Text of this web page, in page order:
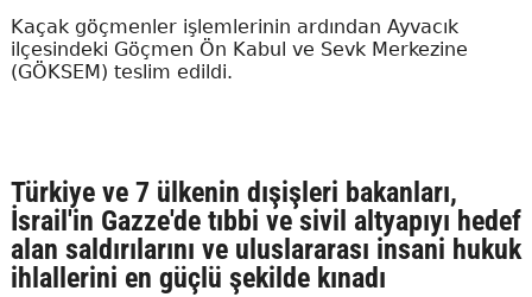
Kaçak göçmenler işlemlerinin ardından Ayvacık
ilçesindeki Göçmen Ön Kabul ve Sevk Merkezine
(GÖKSEM) teslim edildi.
Türkiye ve 7 ülkenin dışişleri bakanları,
İsrail'in Gazze'de tıbbi ve sivil altyapıyı hedef
alan saldırılarını ve uluslararası insani hukuk
ihlallerini en güçlü şekilde kınadı